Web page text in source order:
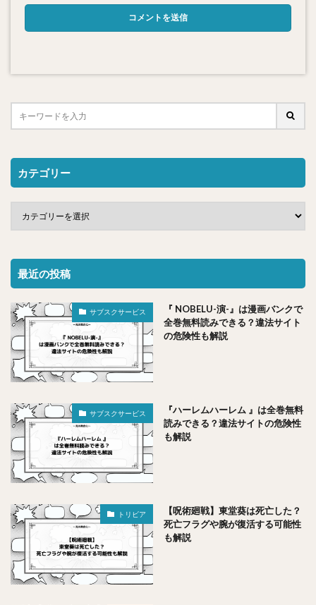
カテゴリー
最近の投稿
サブスクサービス
『 NOBELU-演-』は漫画バンクで
全巻無料読みできる？違法サイト
の危険性も解説
サブスクサービス
『ハーレムハーレム 』は全巻無料
読みできる？違法サイトの危険性
も解説
トリビア
【呪術廻戦】東堂葵は死亡した？
死亡フラグや腕が復活する可能性
も解説